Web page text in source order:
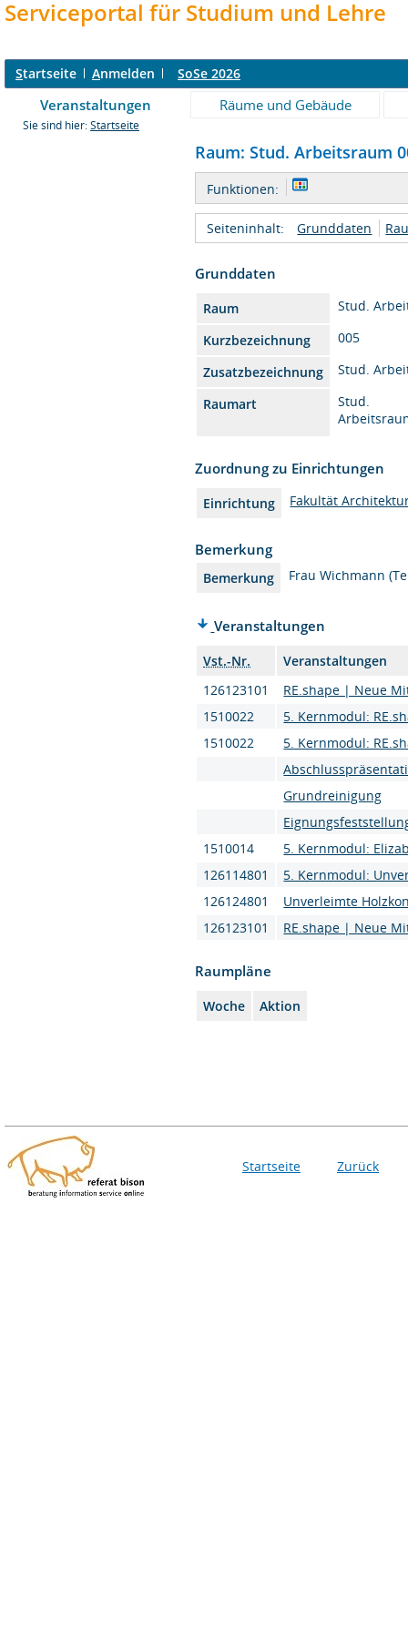
Serviceportal für Studium und Lehre
Startseite Anmelden SoSe 2026
Veranstaltungen Räume und Gebäude
Sie sind hier: Startseite
Raum: Stud. Arbeitsraum
Funktionen:
Seiteninhalt: Grunddaten
Grunddaten
Raum
Stud.
Kurzbezeichnung
005
Zusatzbezeichnung
Stud.
Raumart
Stud.
Zuordnung zu Einrichtungen
Einrichtung Fakultät
Bemerkung
Bemerkung Frau Wichmann
Veranstaltungen
Vst.-Nr.
Veranstaltungen
126123101
RE.shape | Neue
1510022
5. Kernmodul:
1510022
5. Kernmodul:
Grundreinigung
1510014
5. Kernmodul:
126114801
5. Kernmodul:
126124801
Unverleimte
126123101
RE.shape | Neue
Raumpläne
Woche Aktion
Startseite Zurück